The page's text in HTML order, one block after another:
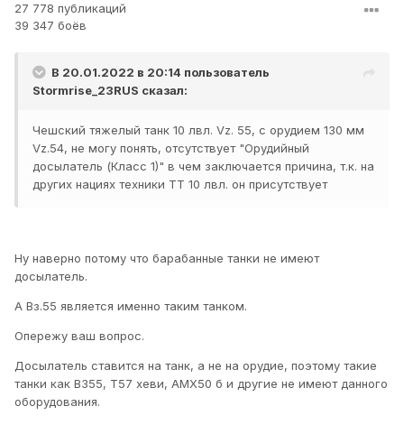
27 778 публикаций
39 347 боёв
В 20.01.2022 в 20:14 пользователь
Stormrise_23RUS сказал:
Чешский тяжелый танк 10 лвл. Vz. 55, с орудием 130 мм
Vz.54, не могу понять, отсутствует "Орудийный
досылатель (Класс 1)" в чем заключается причина, т.к. на
других нациях техники ТТ 10 лвл. он присутствует
Ну наверно потому что барабанные танки не имеют
досылатель.
А Вз.55 является именно таким танком.
Опережу ваш вопрос.
Досылатель ставится на танк, а не на орудие, поэтому такие
танки как ВЗ55, Т57 хеви, АМХ50 б и другие не имеют данного
оборудования.